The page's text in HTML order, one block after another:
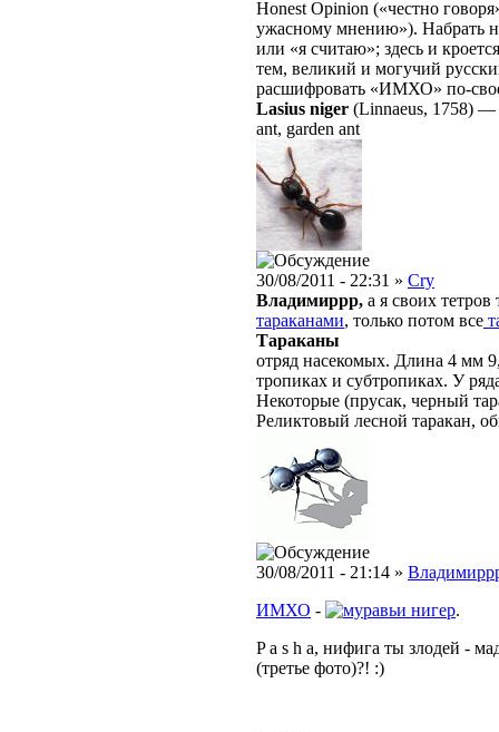
Honest Opinion («честно
ужасному мнению»). Набрать
или «я считаю»; здесь и
тем, великий и могучий
расшифровать «ИМХО» по-
Lasius niger (Linnaeus, 1758) —
ant, garden ant
30/08/2011 - 22:31 » Cry
Владимиррр, а я своих
тараканами, только потом все
Тараканы
отряд насекомых. Длина 4 мм
тропиках и субтропиках. У
Некоторые (прусак, черный
Реликтовый лесной таракан,
30/08/2011 - 21:14 »
ИМХО - нигер.
P a s h a, нифига ты злодей -
(третье фото)?! :)